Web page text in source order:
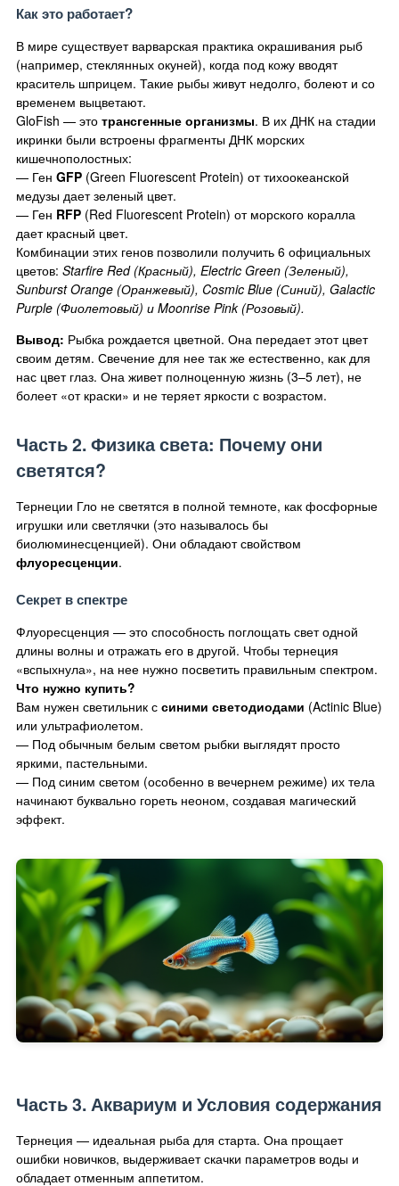
Как это работает?
В мире существует варварская практика окрашивания рыб
(например, стеклянных окуней), когда под кожу вводят
краситель шприцем. Такие рыбы живут недолго, болеют и со
временем выцветают.
GloFish — это трансгенные организмы. В их ДНК на стадии
икринки были встроены фрагменты ДНК морских
кишечнополостных:
— Ген GFP (Green Fluorescent Protein) от тихоокеанской
медузы дает зеленый цвет.
— Ген RFP (Red Fluorescent Protein) от морского коралла
дает красный цвет.
Комбинации этих генов позволили получить 6 официальных
цветов: Starfire Red (Красный), Electric Green (Зеленый),
Sunburst Orange (Оранжевый), Cosmic Blue (Синий), Galactic
Purple (Фиолетовый) и Moonrise Pink (Розовый).
Вывод: Рыбка рождается цветной. Она передает этот цвет
своим детям. Свечение для нее так же естественно, как для
нас цвет глаз. Она живет полноценную жизнь (3–5 лет), не
болеет «от краски» и не теряет яркости с возрастом.
Часть 2. Физика света: Почему они
светятся?
Тернеции Гло не светятся в полной темноте, как фосфорные
игрушки или светлячки (это называлось бы
биолюминесценцией). Они обладают свойством
флуоресценции.
Секрет в спектре
Флуоресценция — это способность поглощать свет одной
длины волны и отражать его в другой. Чтобы тернеция
«вспыхнула», на нее нужно посветить правильным спектром.
Что нужно купить?
Вам нужен светильник с синими светодиодами (Actinic Blue)
или ультрафиолетом.
— Под обычным белым светом рыбки выглядят просто
яркими, пастельными.
— Под синим светом (особенно в вечернем режиме) их тела
начинают буквально гореть неоном, создавая магический
эффект.
Часть 3. Аквариум и Условия содержания
Тернеция — идеальная рыба для старта. Она прощает
ошибки новичков, выдерживает скачки параметров воды и
обладает отменным аппетитом.